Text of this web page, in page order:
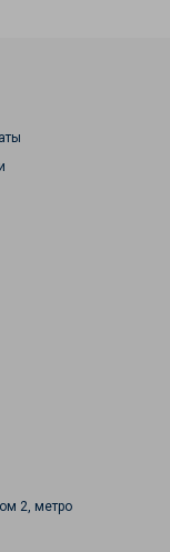
2, метро